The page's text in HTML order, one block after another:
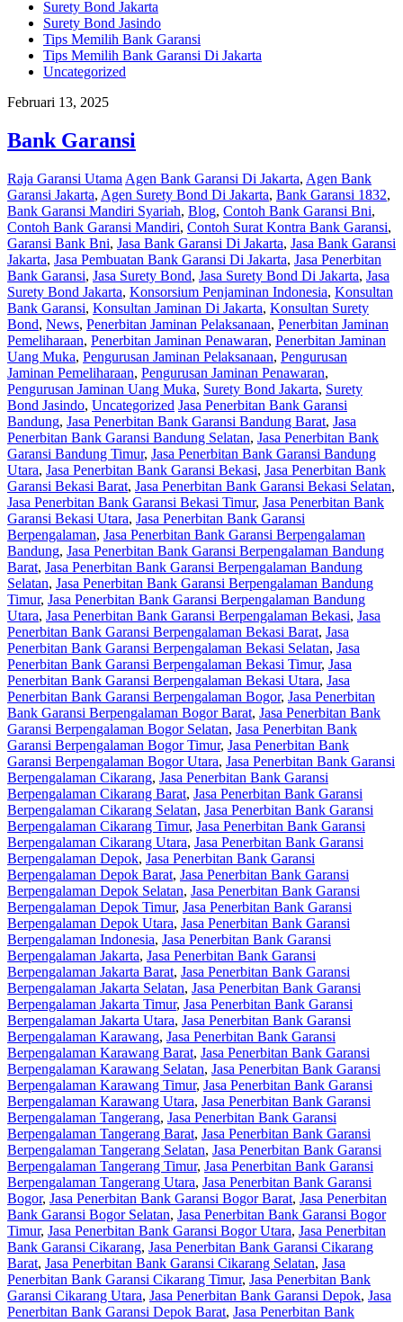
Surety Bond Jakarta
Surety Bond Jasindo
Tips Memilih Bank Garansi
Tips Memilih Bank Garansi Di Jakarta
Uncategorized
Februari 13, 2025
Bank Garansi
Raja Garansi Utama Agen Bank Garansi Di Jakarta, Agen Bank
Garansi Jakarta, Agen Surety Bond Di Jakarta, Bank Garansi 1832,
Bank Garansi Mandiri Syariah, Blog, Contoh Bank Garansi Bni,
Contoh Bank Garansi Mandiri, Contoh Surat Kontra Bank Garansi,
Garansi Bank Bni, Jasa Bank Garansi Di Jakarta, Jasa Bank Garansi
Jakarta, Jasa Pembuatan Bank Garansi Di Jakarta, Jasa Penerbitan
Bank Garansi, Jasa Surety Bond, Jasa Surety Bond Di Jakarta, Jasa
Surety Bond Jakarta, Konsorsium Penjaminan Indonesia, Konsultan
Bank Garansi, Konsultan Jaminan Di Jakarta, Konsultan Surety
Bond, News, Penerbitan Jaminan Pelaksanaan, Penerbitan Jaminan
Pemeliharaan, Penerbitan Jaminan Penawaran, Penerbitan Jaminan
Uang Muka, Pengurusan Jaminan Pelaksanaan, Pengurusan
Jaminan Pemeliharaan, Pengurusan Jaminan Penawaran,
Pengurusan Jaminan Uang Muka, Surety Bond Jakarta, Surety
Bond Jasindo, Uncategorized Jasa Penerbitan Bank Garansi
Bandung, Jasa Penerbitan Bank Garansi Bandung Barat, Jasa
Penerbitan Bank Garansi Bandung Selatan, Jasa Penerbitan Bank
Garansi Bandung Timur, Jasa Penerbitan Bank Garansi Bandung
Utara, Jasa Penerbitan Bank Garansi Bekasi, Jasa Penerbitan Bank
Garansi Bekasi Barat, Jasa Penerbitan Bank Garansi Bekasi Selatan,
Jasa Penerbitan Bank Garansi Bekasi Timur, Jasa Penerbitan Bank
Garansi Bekasi Utara, Jasa Penerbitan Bank Garansi
Berpengalaman, Jasa Penerbitan Bank Garansi Berpengalaman
Bandung, Jasa Penerbitan Bank Garansi Berpengalaman Bandung
Barat, Jasa Penerbitan Bank Garansi Berpengalaman Bandung
Selatan, Jasa Penerbitan Bank Garansi Berpengalaman Bandung
Timur, Jasa Penerbitan Bank Garansi Berpengalaman Bandung
Utara, Jasa Penerbitan Bank Garansi Berpengalaman Bekasi, Jasa
Penerbitan Bank Garansi Berpengalaman Bekasi Barat, Jasa
Penerbitan Bank Garansi Berpengalaman Bekasi Selatan, Jasa
Penerbitan Bank Garansi Berpengalaman Bekasi Timur, Jasa
Penerbitan Bank Garansi Berpengalaman Bekasi Utara, Jasa
Penerbitan Bank Garansi Berpengalaman Bogor, Jasa Penerbitan
Bank Garansi Berpengalaman Bogor Barat, Jasa Penerbitan Bank
Garansi Berpengalaman Bogor Selatan, Jasa Penerbitan Bank
Garansi Berpengalaman Bogor Timur, Jasa Penerbitan Bank
Garansi Berpengalaman Bogor Utara, Jasa Penerbitan Bank Garansi
Berpengalaman Cikarang, Jasa Penerbitan Bank Garansi
Berpengalaman Cikarang Barat, Jasa Penerbitan Bank Garansi
Berpengalaman Cikarang Selatan, Jasa Penerbitan Bank Garansi
Berpengalaman Cikarang Timur, Jasa Penerbitan Bank Garansi
Berpengalaman Cikarang Utara, Jasa Penerbitan Bank Garansi
Berpengalaman Depok, Jasa Penerbitan Bank Garansi
Berpengalaman Depok Barat, Jasa Penerbitan Bank Garansi
Berpengalaman Depok Selatan, Jasa Penerbitan Bank Garansi
Berpengalaman Depok Timur, Jasa Penerbitan Bank Garansi
Berpengalaman Depok Utara, Jasa Penerbitan Bank Garansi
Berpengalaman Indonesia, Jasa Penerbitan Bank Garansi
Berpengalaman Jakarta, Jasa Penerbitan Bank Garansi
Berpengalaman Jakarta Barat, Jasa Penerbitan Bank Garansi
Berpengalaman Jakarta Selatan, Jasa Penerbitan Bank Garansi
Berpengalaman Jakarta Timur, Jasa Penerbitan Bank Garansi
Berpengalaman Jakarta Utara, Jasa Penerbitan Bank Garansi
Berpengalaman Karawang, Jasa Penerbitan Bank Garansi
Berpengalaman Karawang Barat, Jasa Penerbitan Bank Garansi
Berpengalaman Karawang Selatan, Jasa Penerbitan Bank Garansi
Berpengalaman Karawang Timur, Jasa Penerbitan Bank Garansi
Berpengalaman Karawang Utara, Jasa Penerbitan Bank Garansi
Berpengalaman Tangerang, Jasa Penerbitan Bank Garansi
Berpengalaman Tangerang Barat, Jasa Penerbitan Bank Garansi
Berpengalaman Tangerang Selatan, Jasa Penerbitan Bank Garansi
Berpengalaman Tangerang Timur, Jasa Penerbitan Bank Garansi
Berpengalaman Tangerang Utara, Jasa Penerbitan Bank Garansi
Bogor, Jasa Penerbitan Bank Garansi Bogor Barat, Jasa Penerbitan
Bank Garansi Bogor Selatan, Jasa Penerbitan Bank Garansi Bogor
Timur, Jasa Penerbitan Bank Garansi Bogor Utara, Jasa Penerbitan
Bank Garansi Cikarang, Jasa Penerbitan Bank Garansi Cikarang
Barat, Jasa Penerbitan Bank Garansi Cikarang Selatan, Jasa
Penerbitan Bank Garansi Cikarang Timur, Jasa Penerbitan Bank
Garansi Cikarang Utara, Jasa Penerbitan Bank Garansi Depok, Jasa
Penerbitan Bank Garansi Depok Barat, Jasa Penerbitan Bank